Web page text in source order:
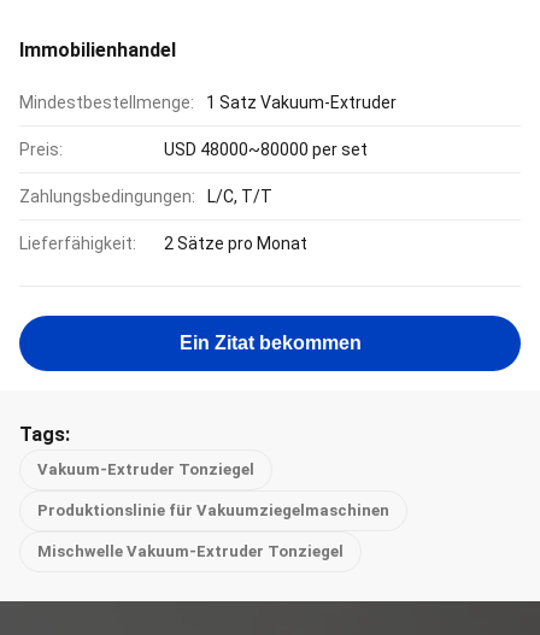
Immobilienhandel
Mindestbestellmenge: 1 Satz Vakuum-Extruder
Preis: USD 48000~80000 per set
Zahlungsbedingungen: L/C, T/T
Lieferfähigkeit: 2 Sätze pro Monat
Ein Zitat bekommen
Tags:
Vakuum-Extruder Tonziegel
Produktionslinie für Vakuumziegelmaschinen
Mischwelle Vakuum-Extruder Tonziegel